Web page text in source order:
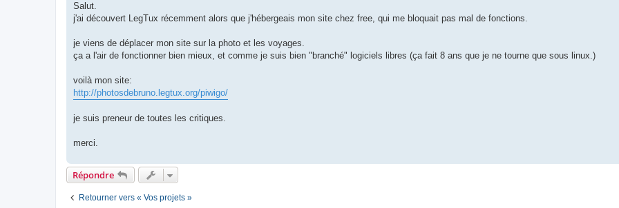
s
a
Salut.
j'ai découvert LegTux récemment alors que j'hébergeais mon site chez free, qui me bloquait pas mal de fonctions.
je viens de déplacer mon site sur la photo et les voyages.
ça a l'air de fonctionner bien mieux, et comme je suis bien "branché" logiciels libres (ça fait 8 ans que je ne tourne que sous linux.)
voilà mon site:
http://photosdebruno.legtux.org/piwigo/
je suis preneur de toutes les critiques.
merci.
Répondre
Retourner vers « Vos projets »